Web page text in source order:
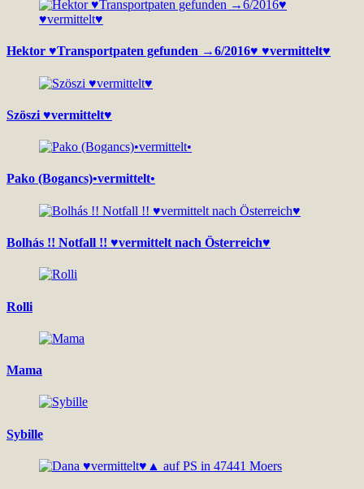
Hektor ♥Transportpaten gefunden →6/2016♥ ♥vermittelt♥
Szöszi ♥vermittelt♥
Pako (Bogancs)•vermittelt•
Bolhás !! Notfall !! ♥vermittelt nach Österreich♥
Rolli
Mama
Sybille